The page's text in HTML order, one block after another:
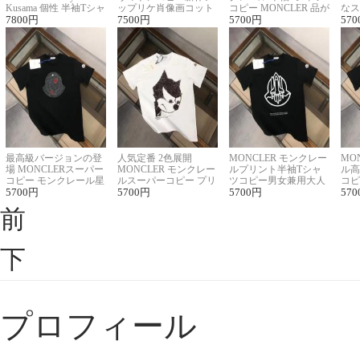
Kusama 個性 半袖Tシャ
ツコピー男女兼用
7800 円
ップリケ肖像画コット
ンニット半袖Tシャツ
7500 円
コピー MONCLER 品が
良く見た目
5700 円
な
ル
最高級バージョンの登
場 MONCLERスーパー
コピー モンクレール星
座半袖Tシャツ
5700 円
人気定番 2色展開
MONCLER モンクレー
ルスーパーコピー プリ
ント半袖Tシャツ
5700 円
MONCLER モンクレー
ルプリント半袖Tシャ
ツコピー男女兼用大人
可愛い春夏コーデ
5700 円
ル
コ
ィ
前
下
プロフィール